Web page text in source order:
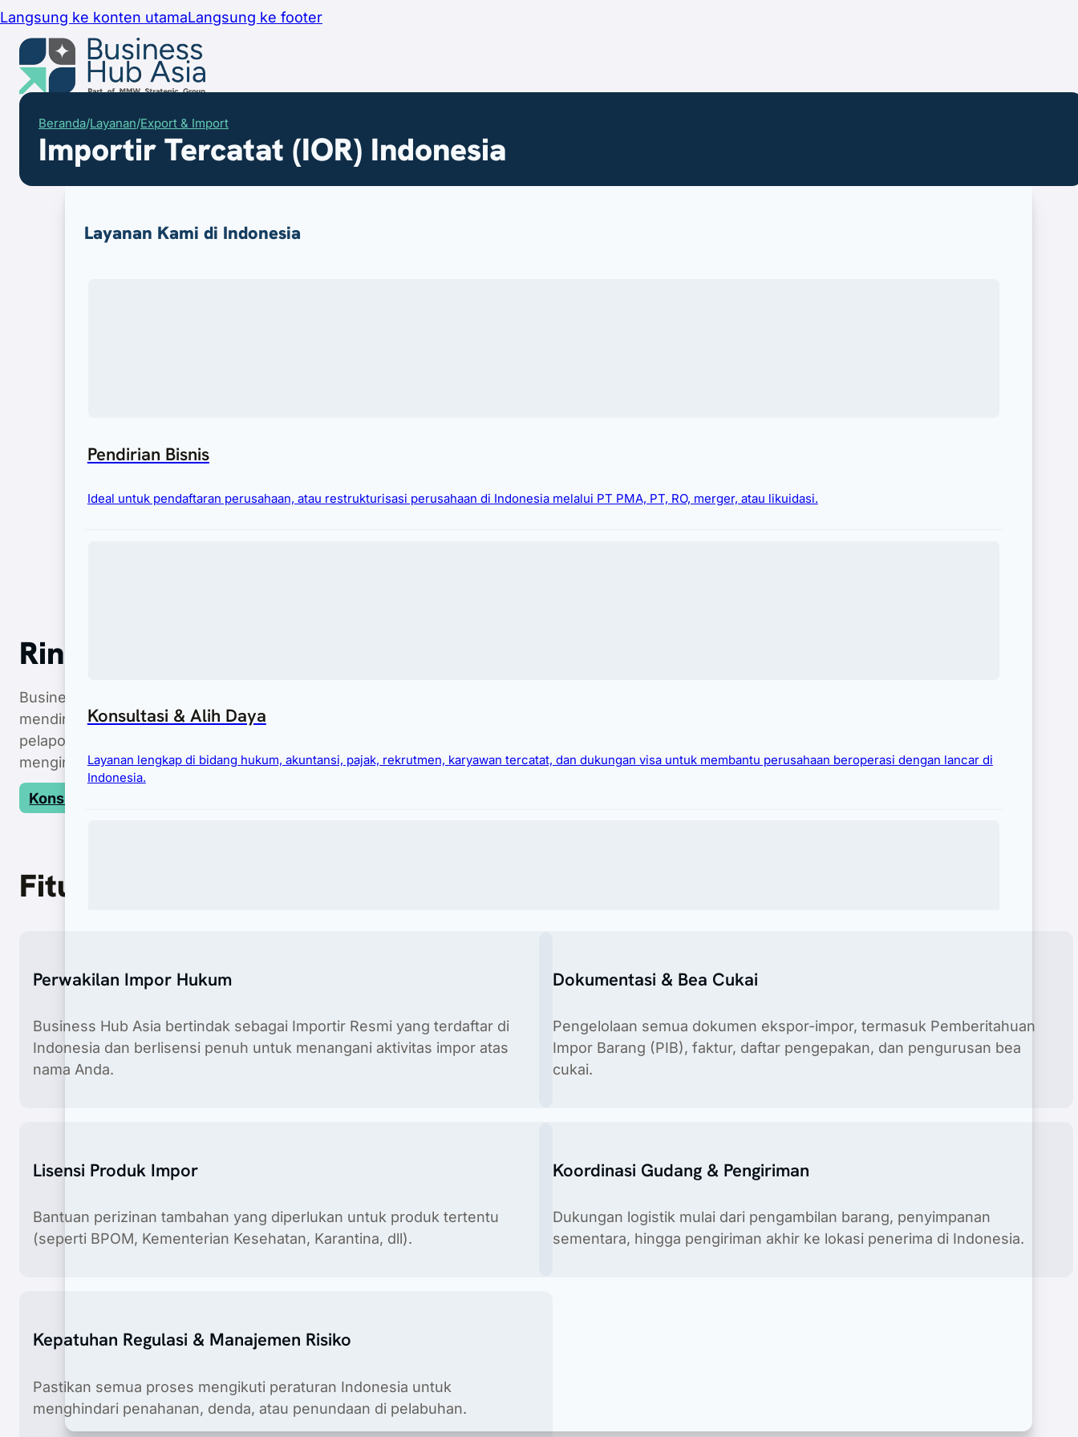
Langsung ke konten utamaLangsung ke footer
Beranda
Layanan
Layanan Kami di Indonesia
Pendirian Bisnis
Ideal untuk pendaftaran perusahaan, atau restrukturisasi perusahaan di Indonesia melalui PT PMA, PT, RO, merger, atau likuidasi.
Konsultasi & Alih Daya
Layanan lengkap di bidang hukum, akuntansi, pajak, rekrutmen, karyawan tercatat, dan dukungan visa untuk membantu perusahaan beroperasi dengan lancar di
Indonesia.
Imigrasi
Layanan visa dan izin lengkap untuk bisnis yang mempekerjakan talenta asing atau merelokasi ekspatriat.
Beranda Layanan Export & Import
Importir Tercatat (IOR) Indonesia
Ringkasan
Business Hub Asia bertindak sebagai Importir Resmi (IOR) yang memungkinkan produk Anda masuk ke Indonesia secara legal tanpa perlu
mendirikan badan usaha lokal. Kami menangani proses menyeluruh, termasuk penunjukan IOR, pengajuan API, pengurusan bea cukai, hingga
pelaporan dengan standar dan jaminan profesional. Solusi ini merupakan pilihan optimal bagi merek global atau e-commerce lintas batas yang
menginginkan akses cepat dan efisien ke pasar Indonesia.
Konsultasi Gratis
Fitur Utama
Perwakilan Impor Hukum
Business Hub Asia bertindak sebagai Importir Resmi yang terdaftar di
Indonesia dan berlisensi penuh untuk menangani aktivitas impor atas
nama Anda.
Dokumentasi & Bea Cukai
Pengelolaan semua dokumen ekspor-impor, termasuk Pemberitahuan
Impor Barang (PIB), faktur, daftar pengepakan, dan pengurusan bea
cukai.
Lisensi Produk Impor
Bantuan perizinan tambahan yang diperlukan untuk produk tertentu
(seperti BPOM, Kementerian Kesehatan, Karantina, dll).
Koordinasi Gudang & Pengiriman
Dukungan logistik mulai dari pengambilan barang, penyimpanan
sementara, hingga pengiriman akhir ke lokasi penerima di Indonesia.
Kepatuhan Regulasi & Manajemen Risiko
Pastikan semua proses mengikuti peraturan Indonesia untuk
menghindari penahanan, denda, atau penundaan di pelabuhan.